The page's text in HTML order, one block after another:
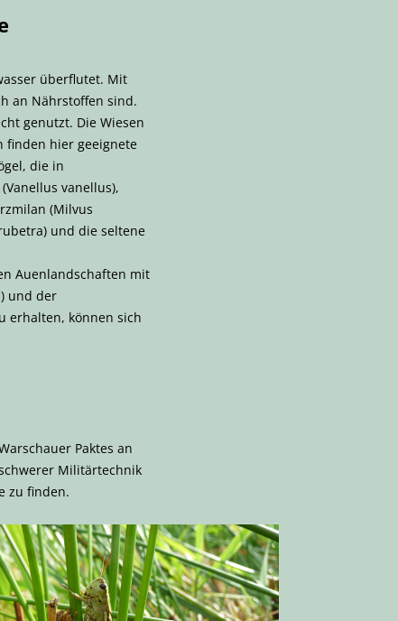
überflutet. Mit
an Nährstoffen sind.
genutzt. Die Wiesen
finden hier geeignete
die in
vanellus),
(Milvus
und die seltene
Auenlandschaften mit
und der
erhalten, können sich
Paktes an
Militärtechnik
zu finden.